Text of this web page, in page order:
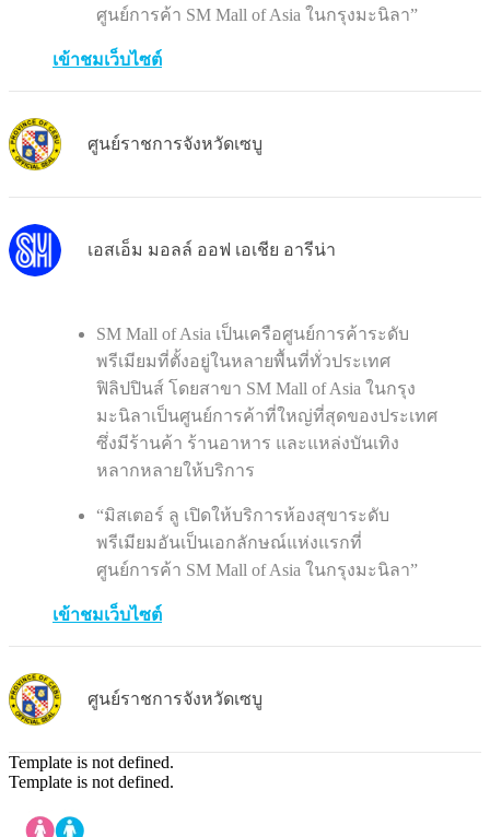
ศูนย์การค้า SM Mall of Asia ในกรุงมะนิลา”
เข้าชมเว็บไซต์
ศูนย์ราชการจังหวัดเซบู
เอสเอ็ม มอลล์ ออฟ เอเชีย อารีน่า
SM Mall of Asia เป็นเครือศูนย์การค้าระดับ
พรีเมียมที่ตั้งอยู่ในหลายพื้นที่ทั่วประเทศ
ฟิลิปปินส์ โดยสาขา SM Mall of Asia ในกรุง
มะนิลาเป็นศูนย์การค้าที่ใหญ่ที่สุดของประเทศ
ซึ่งมีร้านค้า ร้านอาหาร และแหล่งบันเทิง
หลากหลายให้บริการ
“มิสเตอร์ ลู เปิดให้บริการห้องสุขาระดับ
พรีเมียมอันเป็นเอกลักษณ์แห่งแรกที่
ศูนย์การค้า SM Mall of Asia ในกรุงมะนิลา”
เข้าชมเว็บไซต์
ศูนย์ราชการจังหวัดเซบู
Template is not defined.
Template is not defined.